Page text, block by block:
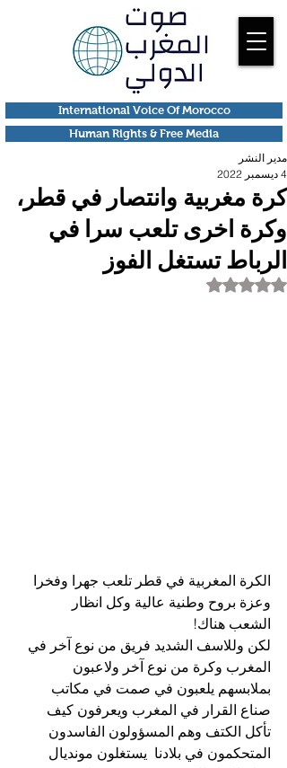
Human Rights & Free Media
International Voice Of Morocco
كرة مغربية وانتصار في قطر،
وكرة اخرى تلعب سرا في
الرباط تستغل الفوز
مدير النشر
4 ديسمبر 2022
تم التقييم بـ ليس رقمًا من أصل 5 نجوم.
الكرة المغربية في قطر تلعب جهرا وفخرا
وعزة بروح وطنية عالية وكل انظار
الشعب هناك!
لكن وللاسف الشديد فريق من نوع آخر في
المغرب وكرة من نوع آخر ولاعبون
بملابسهم يلعبون في صمت في مكاتب
صناع القرار في المغرب ويعرفون كيف
تأكل الكتف وهم المسؤولون الفاسدون
المتحكمون في بلادنا  يستغلون مونديال